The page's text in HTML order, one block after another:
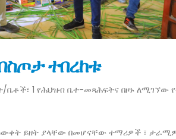
ተበረከቱ
1 የሕህዝብ ቤተ-መጻሕፍትና በዞኑ ለሚገኘው
ይዘት ያላቸው በመሆናቸው ተማሪዎች ፣